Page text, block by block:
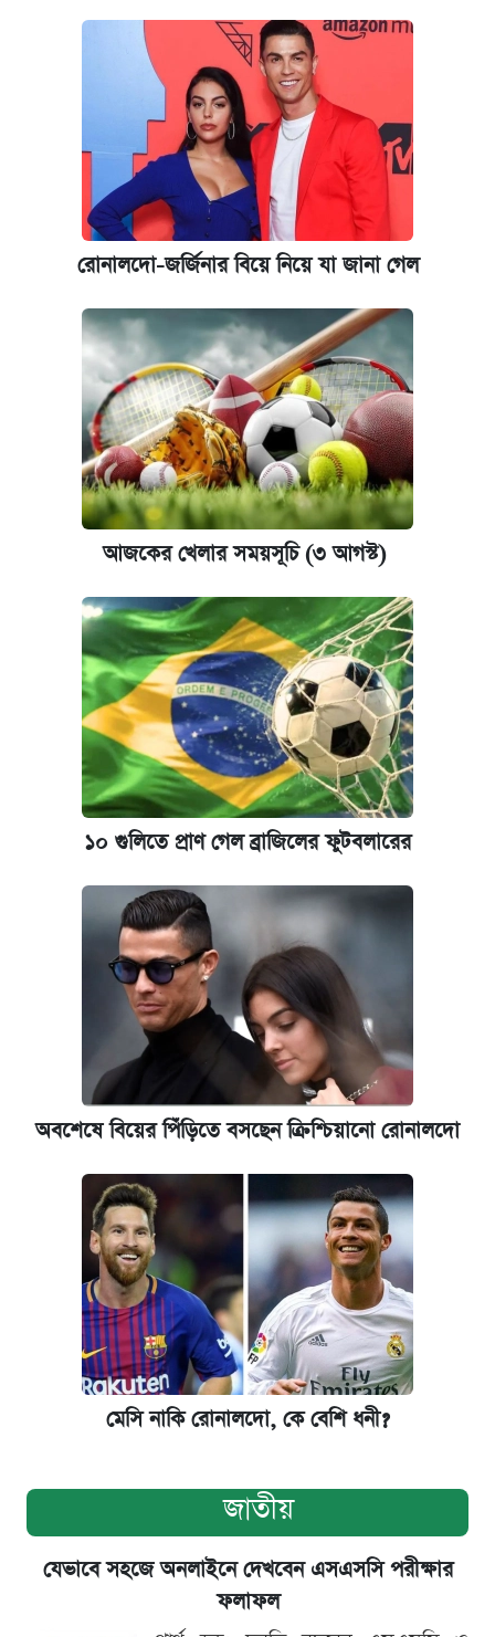
রোনালদো-জর্জিনার বিয়ে নিয়ে যা জানা গেল
আজকের খেলার সময়সূচি (৩ আগস্ট)
১০ গুলিতে প্রাণ গেল ব্রাজিলের ফুটবলারের
অবশেষে বিয়ের পিঁড়িতে বসছেন ক্রিশ্চিয়ানো রোনালদো
মেসি নাকি রোনালদো, কে বেশি ধনী?
জাতীয়
যেভাবে সহজে অনলাইনে দেখবেন এসএসসি পরীক্ষার
ফলাফল